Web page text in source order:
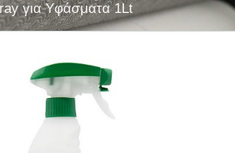
για Yφάσματα 1Lt